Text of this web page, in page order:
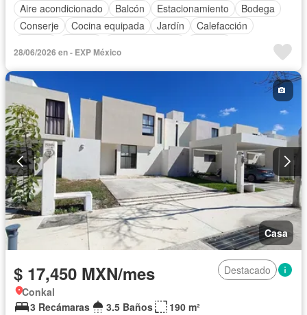
Aire acondicionado
Balcón Estacionamiento
Bodega
Conserje
Cocina equipada Jardín
Calefacción
28/06/2026 en - EXP México
Casa
$ 17,450 MXN/mes
Destacado
Conkal
3 Recámaras
3.5 Baños
190 m²